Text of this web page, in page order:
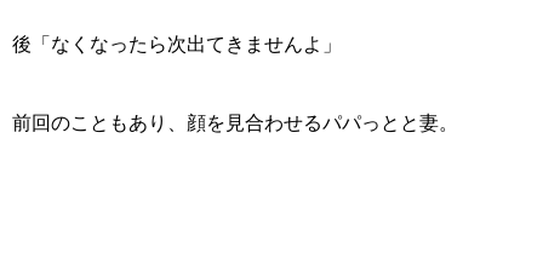
後「なくなったら次出てきませんよ」
前回のこともあり、顔を見合わせるパパっとと妻。